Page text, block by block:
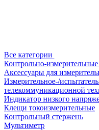
Все категории
Контрольно-
Аксессуары для
Измерительное-/
телекоммуникационной
Индикатор низкого
Клещи токоизмерительные
Контрольный стержень
Мультиметр